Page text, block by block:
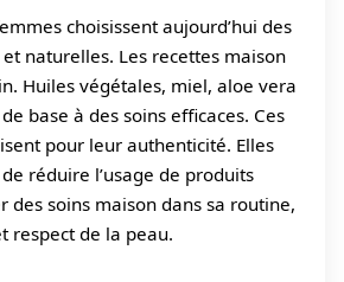
choisissent aujourd’hui des
naturelles. Les recettes maison
Huiles végétales, miel, aloe vera
base à des soins efficaces. Ces
pour leur authenticité. Elles
réduire l’usage de produits
des soins maison dans sa routine,
respect de la peau.